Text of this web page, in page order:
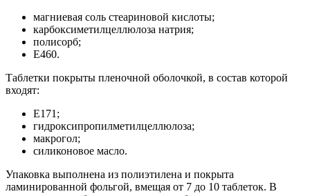
магниевая соль стеариновой кислоты;
карбоксиметилцеллюлоза натрия;
полисорб;
Е460.
Таблетки покрыты пленочной оболочкой, в состав которой
входят:
Е171;
гидроксипропилметилцеллюлоза;
макрогол;
силиконовое масло.
Упаковка выполнена из полиэтилена и покрыта
ламинированной фольгой, вмещая от 7 до 10 таблеток. В